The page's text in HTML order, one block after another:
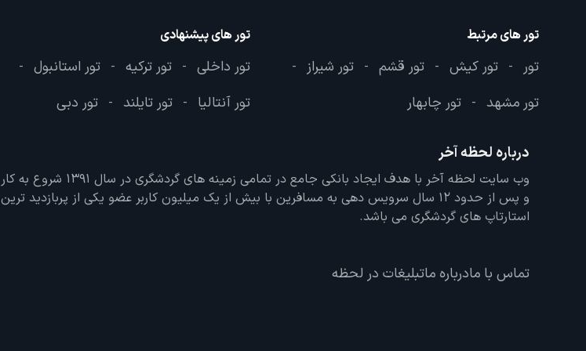
تور های مرتبط
تور - تور کیش - تور قشم - تور شیراز -
تور مشهد - تور چابهار
تور های پیشنهادی
تور داخلی - تور ترکیه - تور استانبول -
تور آنتالیا - تور تایلند - تور دبی
درباره لحظه آخر
وب سایت لحظه آخر با هدف ایجاد بانکی جامع در تمامی زمینه های گردشگری در سال 1391 شروع به کار
و پس از حدود 12 سال سرویس دهی به مسافرین با بیش از یک میلیون کاربر عضو یکی از پربازدید ترین
استارتاپ های گردشگری می باشد.
تماس با مادرباره ماتبلیغات در لحظه